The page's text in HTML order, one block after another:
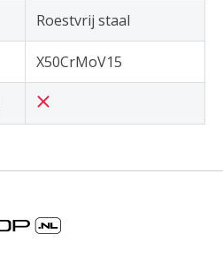
Roestvrij staal
X50CrMoV15